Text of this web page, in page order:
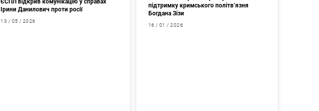
ЄСПЛ відкрив комунікацію у справах
Ірини Данилович проти росії
13 / 05 / 2026
підтримку кримського політв’язня
Богдана Зізи
16 / 01 / 2026